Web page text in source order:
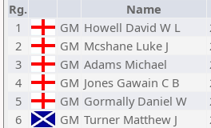
Rg. Name
1
GM Howell David W L
2
GM Mcshane Luke J
3
GM Adams Michael
4
GM Jones Gawain C B
5
GM Gormally Daniel W
6
GM Turner Matthew J